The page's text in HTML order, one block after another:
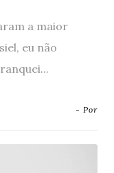
a maior
eu não
- Por